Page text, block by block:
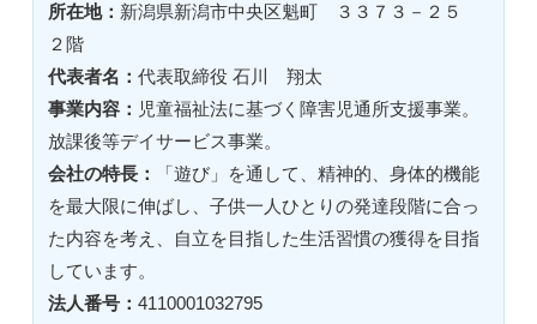
所在地： 新潟県新潟市中央区魁町 ３３７３－２５
２階
代表者名： 代表取締役 石川 翔太
事業内容： 児童福祉法に基づく障害児通所支援事業。
放課後等デイサービス事業。
会社の特長：
「遊び」を通して、精神的、身体的機能
を最大限に伸ばし、子供一人ひとりの発達段階に合っ
た内容を考え、自立を目指した生活習慣の獲得を目指
しています。
法人番号： 4110001032795